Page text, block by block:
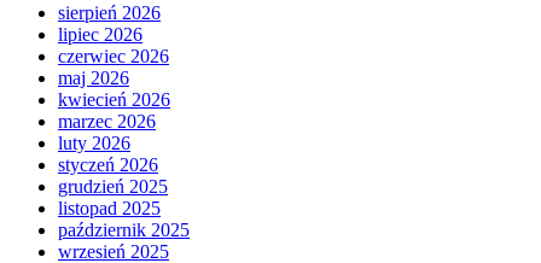
sierpień 2026
lipiec 2026
czerwiec 2026
maj 2026
kwiecień 2026
marzec 2026
luty 2026
styczeń 2026
grudzień 2025
listopad 2025
październik 2025
wrzesień 2025